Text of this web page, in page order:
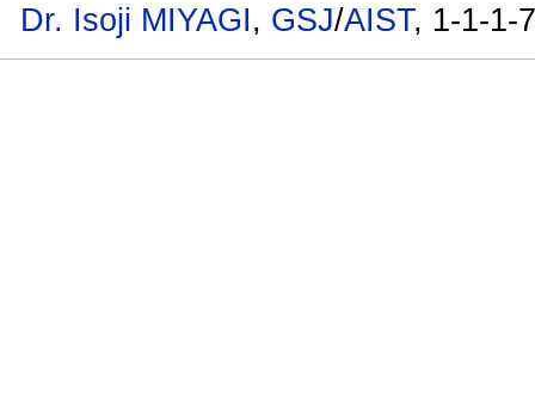
Dr. Isoji MIYAGI, GSJ/AIST, 1-1-1-